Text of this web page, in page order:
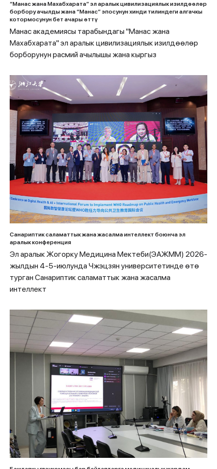
“Манас жана Махабхарата” эл аралык цивилизациялык изилдөөлөр
борбору ачылды жана “Манас” эпосунун хинди тилиндеги алгачкы
котормосунун бет ачары өттү
Манас академиясы тарабындагы "Манас жана
Махабхарата" эл аралык цивилизациялык изилдөөлөр
борборунун расмий ачылышы жана кыргыз
Санариптик саламаттык жана жасалма интеллект боюнча эл
аралык конференция
Эл аралык Жогорку Медицина Мектеби(ЭАЖММ) 2026-
жылдын 4-5-июлунда Чжэцзян университетинде өтө
турган Санариптик саламаттык жана жасалма
интеллект